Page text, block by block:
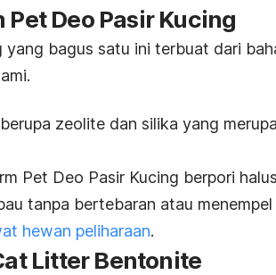
Pet Deo Pasir Kucing
yang bagus satu ini terbuat dari
zeolite dan silika yang
Pet Deo Pasir Kucing berpori
tanpa bertebaran atau
hewan peliharaan.
Litter Bentonite